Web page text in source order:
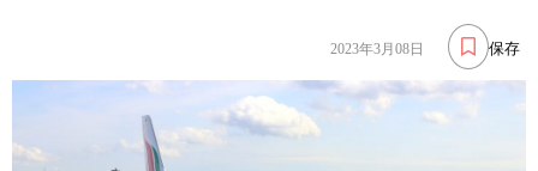
保存
2023年3月08日